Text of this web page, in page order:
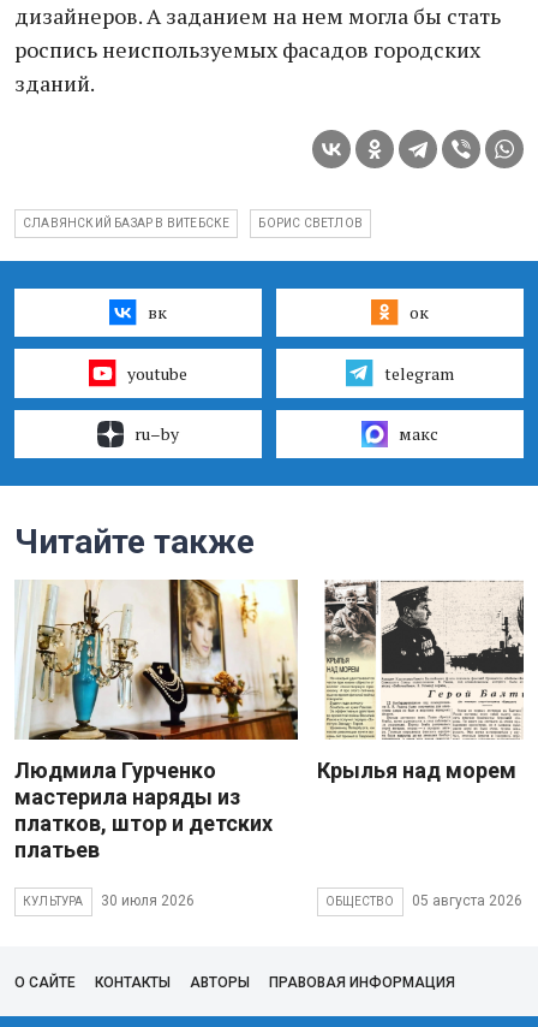
дизайнеров. А заданием на нем могла бы стать
роспись неиспользуемых фасадов городских
зданий.
СЛАВЯНСКИЙ БАЗАР В ВИТЕБСКЕ БОРИС СВЕТЛОВ
вк ок
youtube telegram
ru–by макс
Читайте также
Людмила Гурченко
мастерила наряды из
платков, штор и детских
платьев
КУЛЬТУРА 30 июля 2026
Крылья над морем
ОБЩЕСТВО 05 августа 2026
О САЙТЕ КОНТАКТЫ АВТОРЫ ПРАВОВАЯ ИНФОРМАЦИЯ